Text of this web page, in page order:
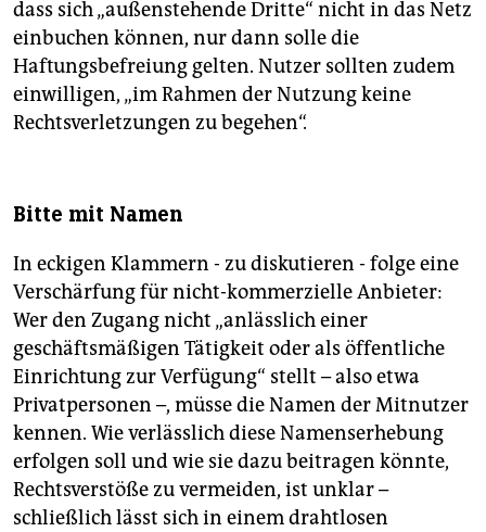
dass sich „außenstehende Dritte“ nicht in das Netz
einbuchen können, nur dann solle die
Haftungsbefreiung gelten. Nutzer sollten zudem
einwilligen, „im Rahmen der Nutzung keine
Rechtsverletzungen zu begehen“.
Bitte mit Namen
In eckigen Klammern - zu diskutieren - folge eine
Verschärfung für nicht-kommerzielle Anbieter:
Wer den Zugang nicht „anlässlich einer
geschäftsmäßigen Tätigkeit oder als öffentliche
Einrichtung zur Verfügung“ stellt – also etwa
Privatpersonen –, müsse die Namen der Mitnutzer
kennen. Wie verlässlich diese Namenserhebung
erfolgen soll und wie sie dazu beitragen könnte,
Rechtsverstöße zu vermeiden, ist unklar –
schließlich lässt sich in einem drahtlosen